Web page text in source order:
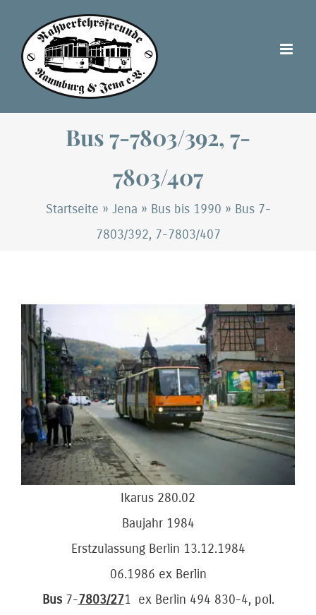
Inhalt
springen
Bus 7-7803/392, 7-
7803/407
Startseite » Jena » Bus bis 1990 » Bus 7-
7803/392, 7-7803/407
Zeige
grösseres
Bild
Ikarus 280.02
Baujahr 1984
Erstzulassung Berlin 13.12.1984
06.1986 ex Berlin
Bus 7-7803/271 ex Berlin 494 830-4, pol.